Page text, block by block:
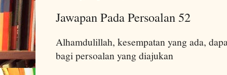
Jawapan Pada Persoalan 52
Alhamdulillah, kesempatan yang ada,
bagi persoalan yang diajukan